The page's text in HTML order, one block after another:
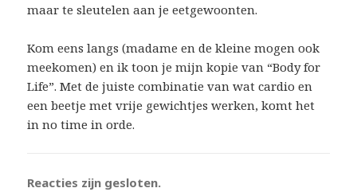
maar te sleutelen aan je eetgewoonten.
Kom eens langs (madame en de kleine mogen ook
meekomen) en ik toon je mijn kopie van “Body for
Life”. Met de juiste combinatie van wat cardio en
een beetje met vrije gewichtjes werken, komt het
in no time in orde.
Reacties zijn gesloten.